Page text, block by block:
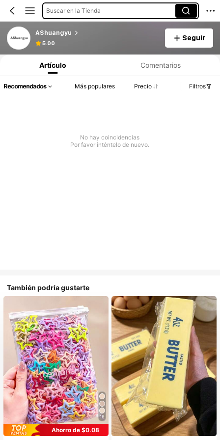
Buscar en la Tienda
AShuangyu
5.00
Seguir
Artículo Comentarios
Recomendados Más populares Precio Filtros
No hay coincidencias
Por favor inténtelo de nuevo.
También podría gustarte
16
Ahorro de $0.08